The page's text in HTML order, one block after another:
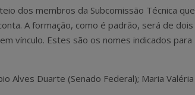
dos membros da Subcomissão Técnica que
A formação, como é padrão, será de dois
vínculo. Estes são os nomes indicados para
Alves Duarte (Senado Federal); Maria Valéria